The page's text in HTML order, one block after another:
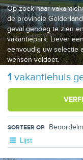
Op zoek naar
de provincie
geval genoeg te zien
vakantiepark. Liever
eenvoudig uw selectie
wensen voldoet.
1 vakantiehuis
SORTEER OP
Lijst